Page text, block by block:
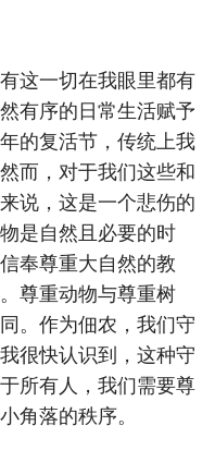
这一切在我眼里都有
有序的日常生活赋予
的复活节，传统上我
而，对于我们这些和
说，这是一个悲伤的
是自然且必要的时
奉尊重大自然的教
尊重动物与尊重树
。作为佃农，我们守
很快认识到，这种守
所有人，我们需要尊
角落的秩序。